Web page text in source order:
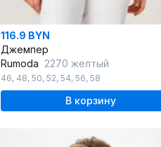
116.9 BYN
Джемпер
Rumoda 2270 желтый
46, 48, 50, 52, 54, 56, 58
В корзину